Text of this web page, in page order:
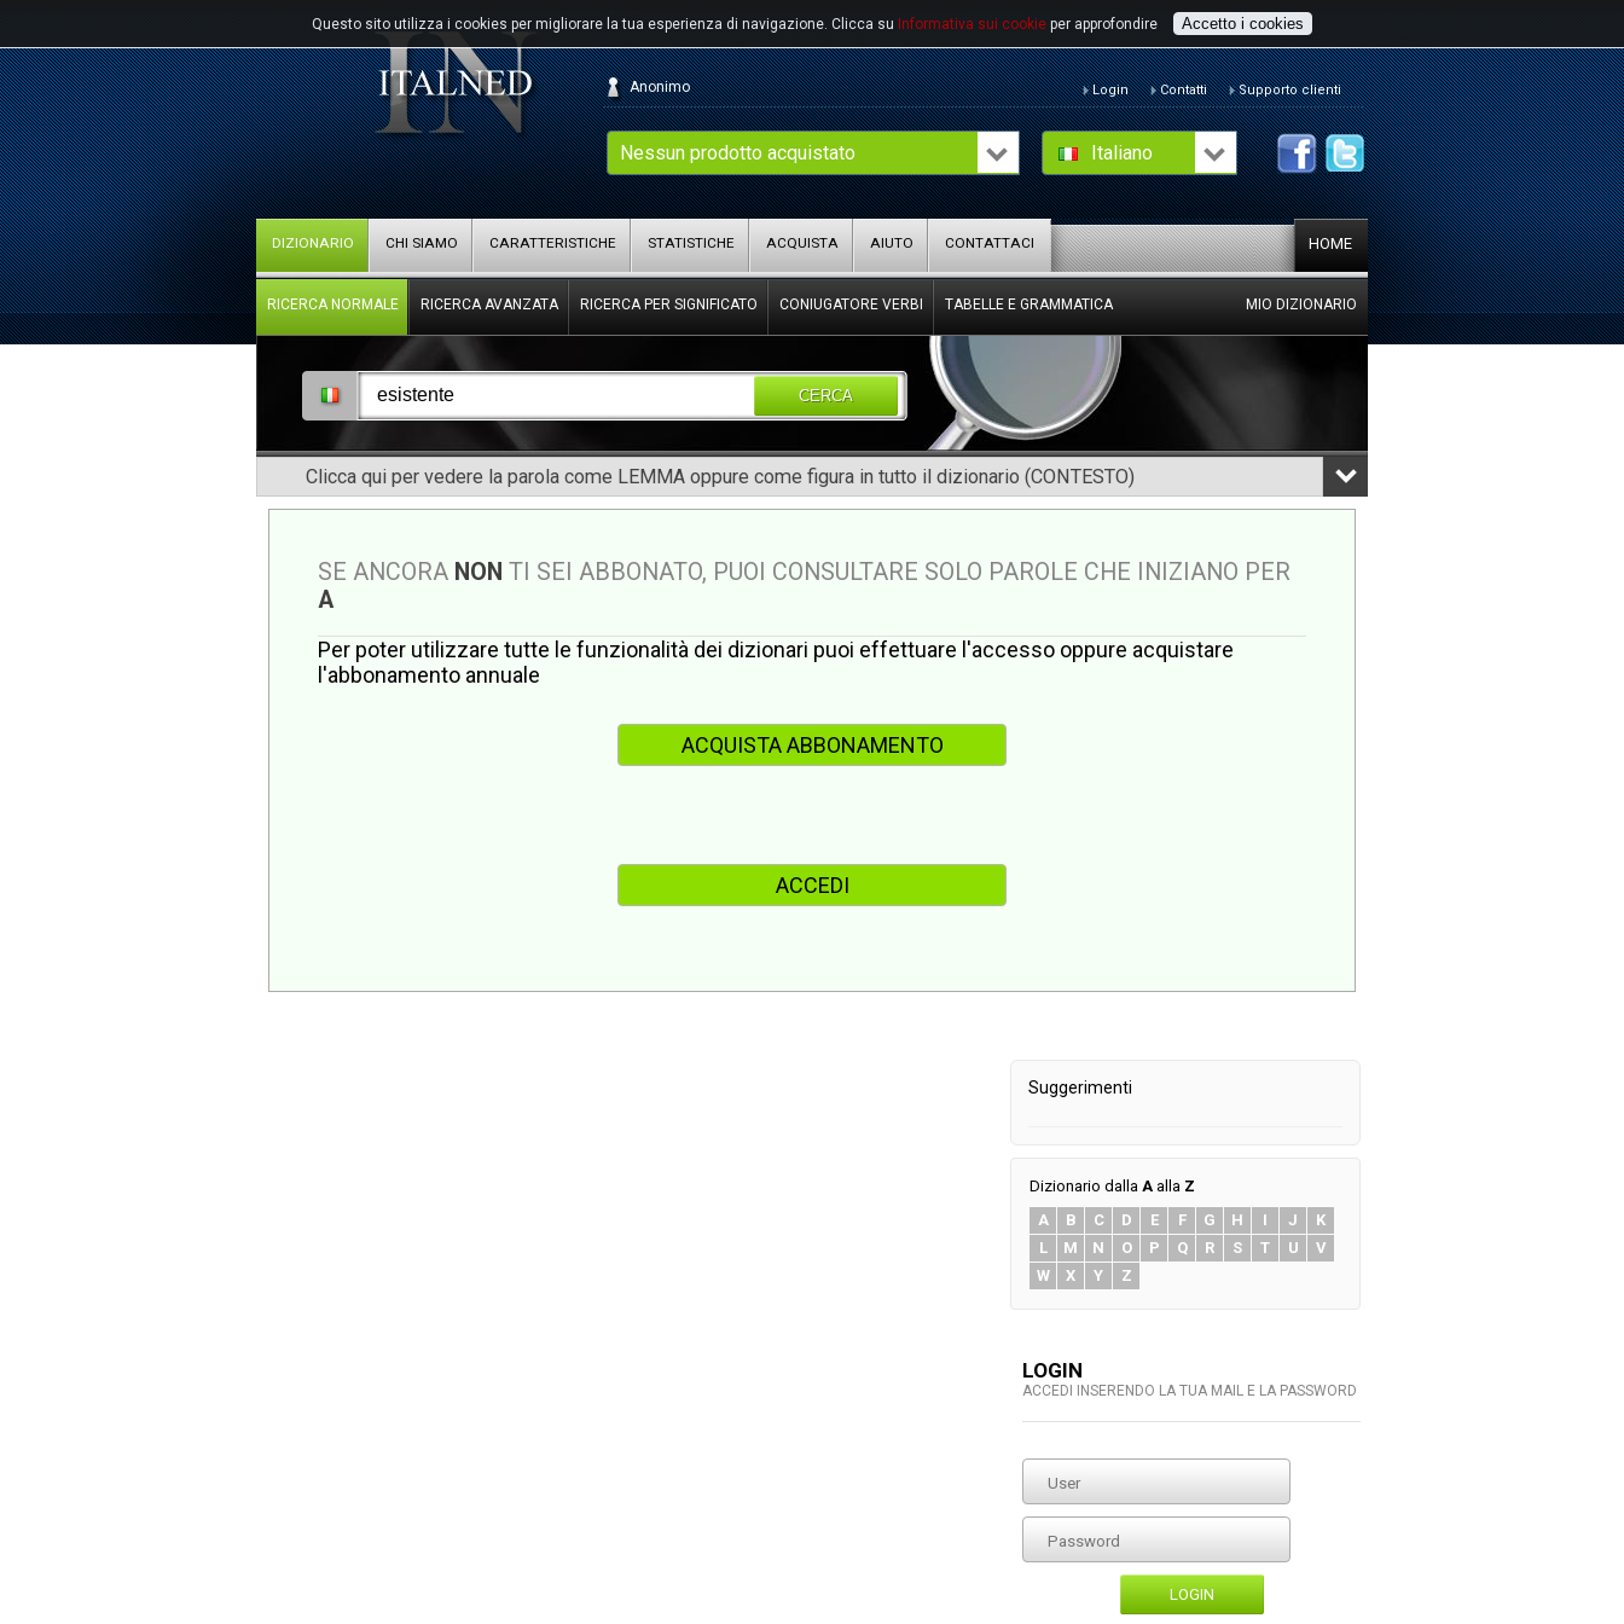
Questo sito utilizza i cookies per migliorare la tua esperienza di navigazione. Clicca su Informativa sui cookie per approfondire Accetto i cookies
Italiano
Nessun prodotto acquistato
Anonimo Login Contatti Supporto clienti
HOME
DIZIONARIO CHI SIAMO CARATTERISTICHE STATISTICHE ACQUISTA AIUTO CONTATTACI
RICERCA NORMALE RICERCA AVANZATA RICERCA PER SIGNIFICATO CONIUGATORE VERBI TABELLE E GRAMMATICA MIO DIZIONARIO
CERCA
Clicca qui per vedere la parola come LEMMA oppure come figura in tutto il dizionario (CONTESTO)
SE ANCORA NON TI SEI ABBONATO, PUOI CONSULTARE SOLO PAROLE CHE INIZIANO PER
A
Per poter utilizzare tutte le funzionalità dei dizionari puoi effettuare l'accesso oppure acquistare
l'abbonamento annuale
ACQUISTA ABBONAMENTO
ACCEDI
Suggerimenti
Dizionario dalla A alla Z
A
B C D E F G H I J
K
L
M N O P Q R S T U
V
W
X Y Z
LOGIN
ACCEDI INSERENDO LA TUA MAIL E LA PASSWORD
LOGIN